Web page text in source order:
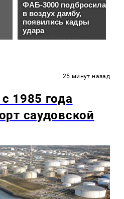
25 минут назад
1985 года
саудовской